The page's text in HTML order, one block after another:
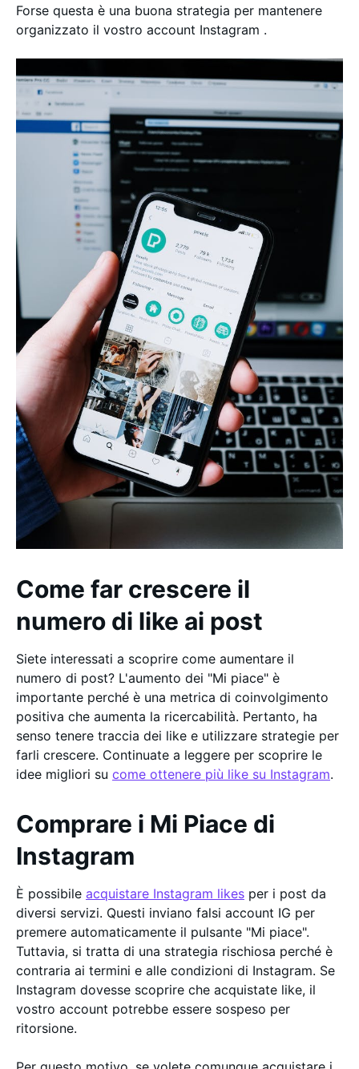
Forse questa è una buona strategia per mantenere
organizzato il vostro account Instagram .
Come far crescere il
numero di like ai post
Siete interessati a scoprire come aumentare il
numero di post? L'aumento dei "Mi piace" è
importante perché è una metrica di coinvolgimento
positiva che aumenta la ricercabilità. Pertanto, ha
senso tenere traccia dei like e utilizzare strategie per
farli crescere. Continuate a leggere per scoprire le
idee migliori su come ottenere più like su Instagram.
Comprare i Mi Piace di
Instagram
È possibile acquistare Instagram likes per i post da
diversi servizi. Questi inviano falsi account IG per
premere automaticamente il pulsante "Mi piace".
Tuttavia, si tratta di una strategia rischiosa perché è
contraria ai termini e alle condizioni di Instagram. Se
Instagram dovesse scoprire che acquistate like, il
vostro account potrebbe essere sospeso per
ritorsione.